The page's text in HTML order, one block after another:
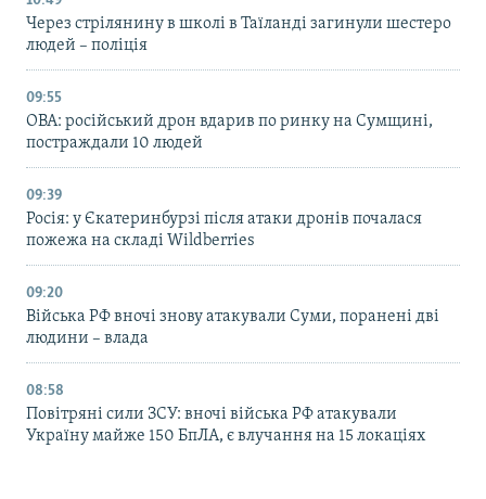
Через стрілянину в школі в Таїланді загинули шестеро
людей – поліція
09:55
ОВА: російський дрон вдарив по ринку на Сумщині,
постраждали 10 людей
09:39
Росія: у Єкатеринбурзі після атаки дронів почалася
пожежа на складі Wildberries
09:20
Війська РФ вночі знову атакували Суми, поранені дві
людини – влада
08:58
Повітряні сили ЗСУ: вночі війська РФ атакували
Україну майже 150 БпЛА, є влучання на 15 локаціях